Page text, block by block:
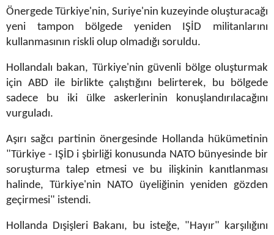
Önergede Türkiye'nin, Suriye'nin kuzeyinde oluşturacağı
yeni tampon bölgede yeniden IŞİD militanlarını
kullanmasının riskli olup olmadığı soruldu.
Hollandalı bakan, Türkiye'nin güvenli bölge oluşturmak
için ABD ile birlikte çalıştığını belirterek, bu bölgede
sadece bu iki ülke askerlerinin konuşlandırılacağını
vurguladı.
Aşırı sağcı partinin önergesinde Hollanda hükümetinin
"Türkiye - IŞİD i şbirliği konusunda NATO bünyesinde bir
soruşturma talep etmesi ve bu ilişkinin kanıtlanması
halinde, Türkiye'nin NATO üyeliğinin yeniden gözden
geçirmesi" istendi.
Hollanda Dışişleri Bakanı, bu isteğe, "Hayır" karşılığını